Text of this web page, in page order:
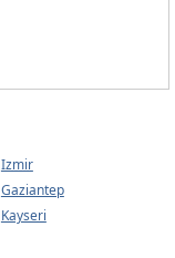
Izmir
Gaziantep
Kayseri